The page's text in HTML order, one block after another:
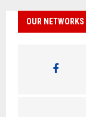
h
OUR NETWORKS